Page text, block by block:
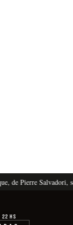
Pierre Salvadori,
hs